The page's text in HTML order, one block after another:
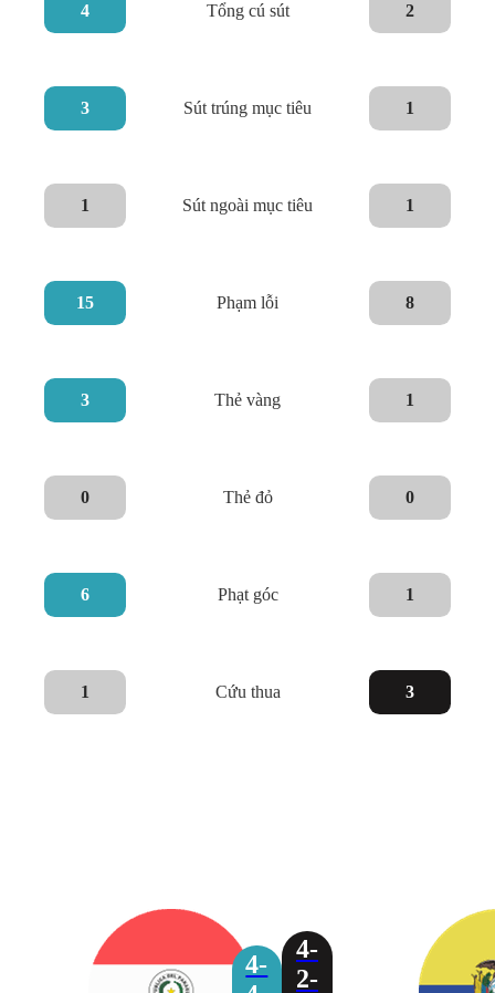
4 Tổng cú sút 2
3 Sút trúng mục tiêu 1
1 Sút ngoài mục tiêu 1
15 Phạm lỗi 8
3 Thẻ vàng 1
0 Thẻ đỏ 0
6 Phạt góc 1
1 Cứu thua 3
4-
4-
2-